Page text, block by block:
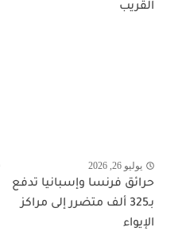
القريب
يوليو 26, 2026
حرائق فرنسا وإسبانيا تدفع
بـ325 ألف متضرر إلى مراكز
الإيواء